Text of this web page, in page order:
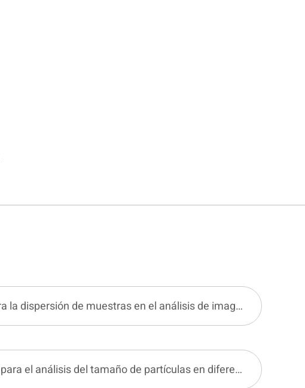
Requisitos para la dispersión de muestras en el análisis de imagen estático
Precauciones para el análisis del tamaño de partículas en diferentes formulaciones de pesticidas